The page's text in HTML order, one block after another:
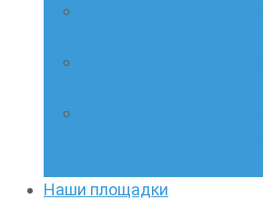
Наши площадки